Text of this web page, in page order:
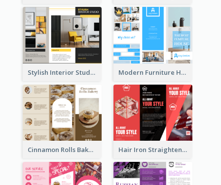
Stylish Interior Studio Brochure Modern Furniture House Brochure
Cinnamon Rolls Bakery Brochure Hair Iron Straighteners Promote Brochure